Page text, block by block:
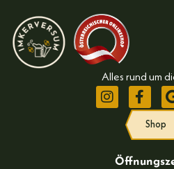
Alles rund um
Shop